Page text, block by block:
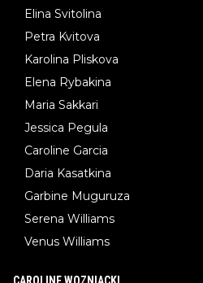
Elina Svitolina
Petra Kvitova
Karolina Pliskova
Elena Rybakina
Maria Sakkari
Jessica Pegula
Caroline Garcia
Daria Kasatkina
Garbine Muguruza
Serena Williams
Venus Williams